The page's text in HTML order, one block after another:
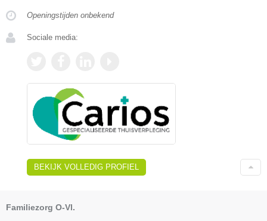
Openingstijden onbekend
Sociale media:
BEKIJK VOLLEDIG PROFIEL
Familiezorg O-Vl.